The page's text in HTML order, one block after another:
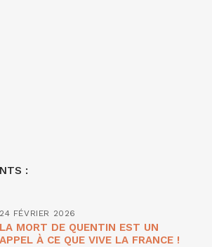
:
24 FÉVRIER 2026
LA MORT DE QUENTIN EST UN
APPEL À CE QUE VIVE LA FRANCE !